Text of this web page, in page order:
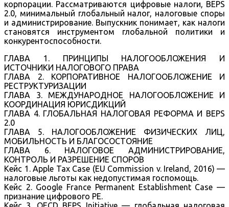
корпорации. Рассматриваются цифровые налоги, BEPS
2.0, минимальный глобальный налог, налоговые споры
и администрирование. Выпускник понимает, как налоги
становятся инструментом глобальной политики и
конкурентоспособности.
ГЛАВА 1. ПРИНЦИПЫ НАЛОГООБЛОЖЕНИЯ И
ИСТОЧНИКИ НАЛОГОВОГО ПРАВА
ГЛАВА 2. КОРПОРАТИВНОЕ НАЛОГООБЛОЖЕНИЕ И
РЕСТРУКТУРИЗАЦИИ
ГЛАВА 3. МЕЖДУНАРОДНОЕ НАЛОГООБЛОЖЕНИЕ И
КООРДИНАЦИЯ ЮРИСДИКЦИЙ
ГЛАВА 4. ГЛОБАЛЬНАЯ НАЛОГОВАЯ РЕФОРМА И BEPS
2.0
ГЛАВА 5. НАЛОГООБЛОЖЕНИЕ ФИЗИЧЕСКИХ ЛИЦ,
МОБИЛЬНОСТЬ И БЛАГОСОСТОЯНИЕ
ГЛАВА 6. НАЛОГОВОЕ АДМИНИСТРИРОВАНИЕ,
КОНТРОЛЬ И РАЗРЕШЕНИЕ СПОРОВ
Кейс 1. Apple Tax Case (EU Commission v. Ireland, 2016) —
налоговые льготы как недопустимая госпомощь.
Кейс 2. Google France Permanent Establishment Case —
признание цифрового PE.